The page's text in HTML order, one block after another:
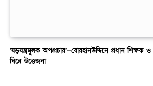
‘ষড়যন্ত্রমূলক অপপ্রচার’—বোরহানউদ্দিনে প্রধান
ঘিরে উত্তেজনা